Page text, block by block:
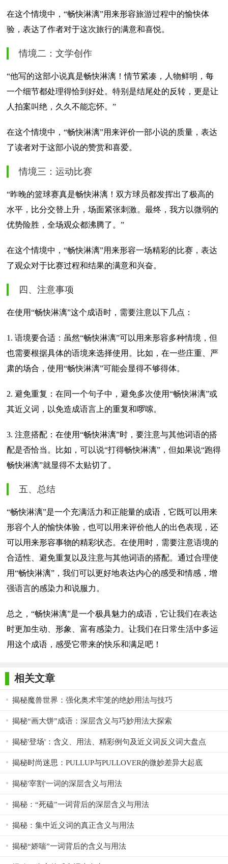
在这个情境中，“畅快淋漓”用来形容旅游过程中的愉快体
验，表达了作者对于这次旅行的满意和喜悦。
情境二：文学创作
“他写的这部小说真是畅快淋漓！情节紧凑，人物鲜明，每
一个细节都处理得恰到好处。特别是结尾处的反转，更是让
人拍案叫绝，久久不能忘怀。”
在这个情境中，“畅快淋漓”用来评价一部小说的质量，表达
了读者对于这部小说的赞赏和喜爱。
情境三：运动比赛
“昨晚的篮球赛真是畅快淋漓！双方球员都发挥出了极高的
水平，比分交替上升，场面紧张刺激。最终，我方以微弱的
优势险胜，全场观众都沸腾了。”
在这个情境中，“畅快淋漓”用来形容一场精彩的比赛，表达
了观众对于比赛过程和结果的满意和兴奋。
四、注意事项
在使用“畅快淋漓”这个成语时，需要注意以下几点：
1. 语境要合适：虽然“畅快淋漓”可以用来形容多种情境，但
也需要根据具体的语境来选择使用。比如，在一些庄重、严
肃的场合，使用“畅快淋漓”可能会显得不够得体。
2. 避免重复：在同一个句子中，避免多次使用“畅快淋漓”或
其近义词，以免造成语言上的重复和啰嗦。
3. 注意搭配：在使用“畅快淋漓”时，要注意与其他词语的搭
配是否恰当。比如，可以说“打得畅快淋漓”，但如果说“跑得
畅快淋漓”就显得不太贴切了。
五、总结
“畅快淋漓”是一个充满活力和正能量的成语，它既可以用来
形容个人的愉快体验，也可以用来评价他人的出色表现，还
可以用来形容事物的精彩状态。在使用时，需要注意语境的
合适性、避免重复以及注意与其他词语的搭配。通过合理使
用“畅快淋漓”，我们可以更好地表达内心的感受和情感，增
强语言的感染力和说服力。
总之，“畅快淋漓”是一个极具魅力的成语，它让我们在表达
时更加生动、形象、富有感染力。让我们在日常生活中多运
用这个成语，感受它带来的快乐和满足吧！
相关文章
揭秘魔兽世界：强化奥术牢笼的绝妙用法与技巧
揭秘“画大饼”成语：深层含义与巧妙用法大探索
揭秘'登场'：含义、用法、精彩例句及近义词反义词大盘点
揭秘时尚迷思：PULLUP与PULLOVER的微妙差异大起底
揭秘'宰割'一词的深层含义与用法
揭秘：“死磕”一词背后的深层含义与用法
揭秘：集中近义词的真正含义与用法
揭秘“娇喘”一词背后的含义与用法